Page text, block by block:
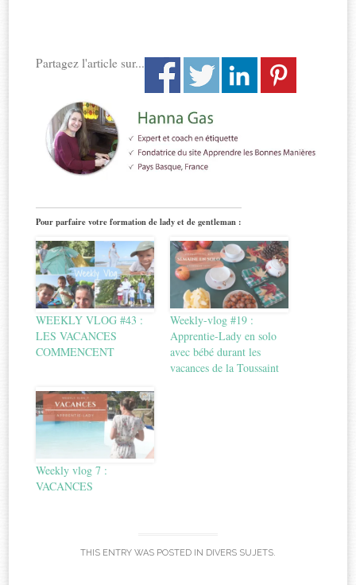
Partagez l'article sur...
Pour parfaire votre formation de lady et de gentleman :
WEEKLY VLOG #43 :
LES VACANCES
COMMENCENT
Weekly-vlog #19 :
Apprentie-Lady en solo
avec bébé durant les
vacances de la Toussaint
Weekly vlog 7 :
VACANCES
THIS ENTRY WAS POSTED IN DIVERS SUJETS.